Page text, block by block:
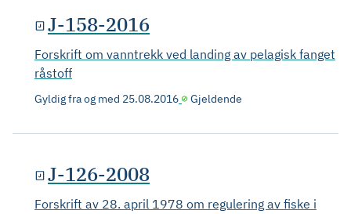
J-158-2016
Forskrift om vanntrekk ved landing av pelagisk fanget
råstoff
Gyldig fra og med 25.08.2016 Gjeldende
J-126-2008
Forskrift av 28. april 1978 om regulering av fiske i